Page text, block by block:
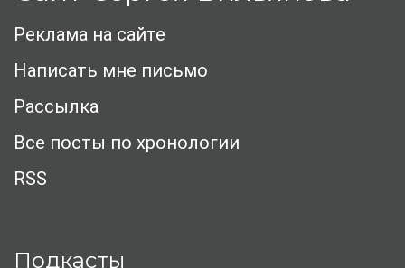
Реклама на сайте
Написать мне письмо
Рассылка
Все посты по хронологии
RSS
Подкасты